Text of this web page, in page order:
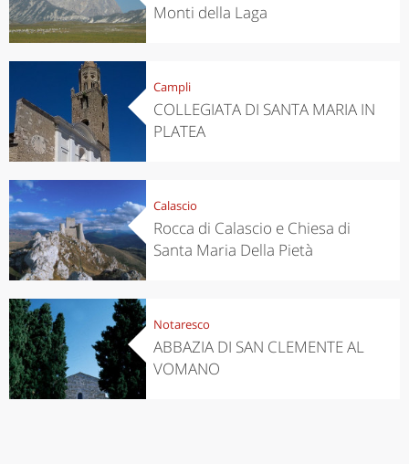
Monti della Laga
Campli
COLLEGIATA DI SANTA MARIA IN
PLATEA
Calascio
Rocca di Calascio e Chiesa di
Santa Maria Della Pietà
Notaresco
ABBAZIA DI SAN CLEMENTE AL
VOMANO